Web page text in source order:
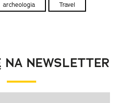
archeologia Travel
NEWSLETTER